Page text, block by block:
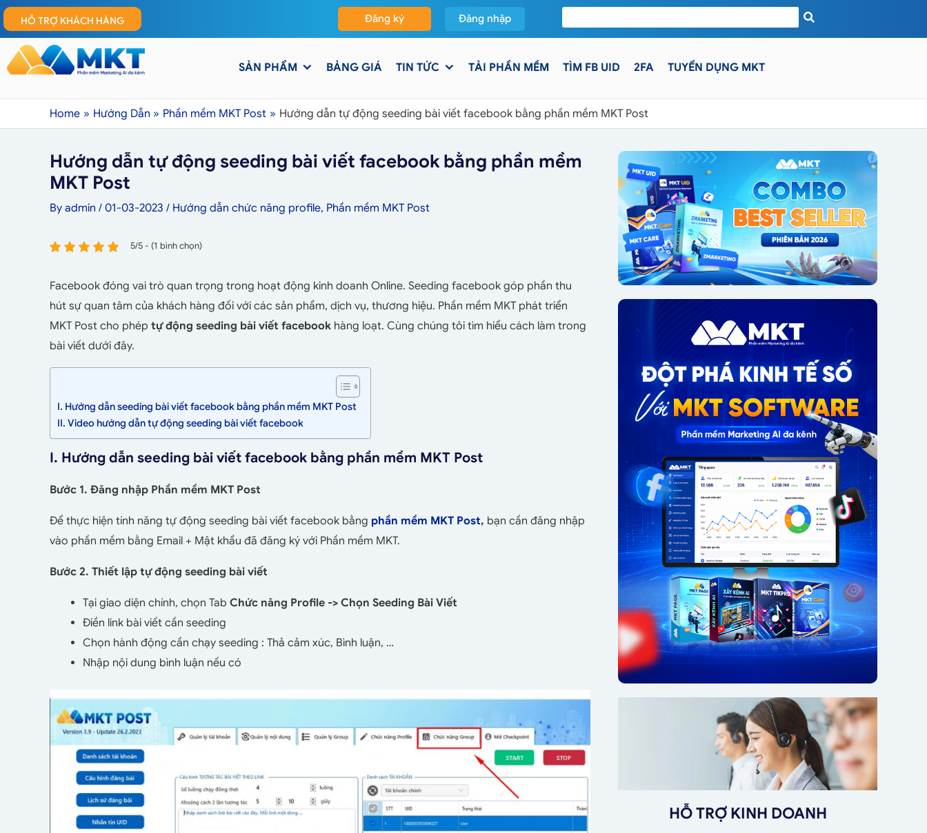
HỖ TRỢ KHÁCH HÀNG Đăng ký Đăng nhập
SẢN PHẨM BẢNG GIÁ TIN TỨC TẢI PHẦN MỀM TÌM FB UID 2FA TUYỂN DỤNG MKT
Home Hướng Dẫn Phần mềm MKT Post Hướng dẫn tự động seeding bài viết facebook bằng phần mềm MKT Post
Hướng dẫn tự động seeding bài viết facebook bằng phần mềm
MKT Post
By admin / 01-03-2023 / Hướng dẫn chức năng profile, Phần mềm MKT Post
5/5 - (1 bình chọn)
Facebook đóng vai trò quan trọng trong hoạt động kinh doanh Online. Seeding facebook góp phần thu
hút sự quan tâm của khách hàng đối với các sản phẩm, dịch vụ, thương hiệu. Phần mềm MKT phát triển
MKT Post cho phép tự động seeding bài viết facebook hàng loạt. Cùng chúng tôi tìm hiểu cách làm trong
bài viết dưới đây.
I. Hướng dẫn seeding bài viết facebook bằng phần mềm MKT Post
II. Video hướng dẫn tự động seeding bài viết facebook
I. Hướng dẫn seeding bài viết facebook bằng phần mềm MKT Post
Bước 1. Đăng nhập Phần mềm MKT Post
Để thực hiện tính năng tự động seeding bài viết facebook bằng phần mềm MKT Post, bạn cần đăng nhập
vào phần mềm bằng Email + Mật khẩu đã đăng ký với Phần mềm MKT.
Bước 2. Thiết lập tự động seeding bài viết
Tại giao diện chính, chọn Tab Chức năng Profile -> Chọn Seeding Bài Viết
Điền link bài viết cần seeding
Chọn hành động cần chạy seeding : Thả cảm xúc, Bình luận, …
Nhập nội dung bình luận nếu có
HỖ TRỢ KINH DOANH